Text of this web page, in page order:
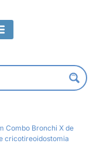
Combo Bronchi X de
cricotireoidostomia